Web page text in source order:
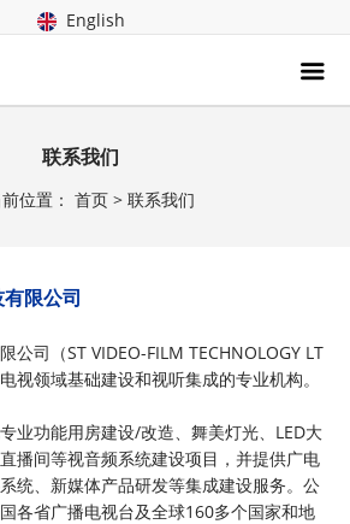
English
联系我们
位置： 首页> 联系我们
限公司
公司（ST VIDEO-FILM TECHNOLOGY LT
视领域基础建设和视听集成的专业机构。
业功能用房建设/改造、舞美灯光、LED大
播间等视音频系统建设项目，并提供广电
统、新媒体产品研发等集成建设服务。公
各省广播电视台及全球160多个国家和地